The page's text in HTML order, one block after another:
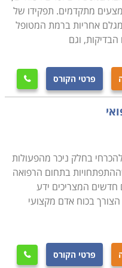
הרפואי והמנהלתי
ציוד רפואי הוא
סטנדרטי פועל בדרך
נייד בתור עצמאי, או
הרי שהטכנאי הרפואי
אשר מאופיין במשכורות
בזה הפרטי, ובתנאי
אפילו נערכים
חולים, אשר רואים בהם
כאנשי צוות
בתחום מקצועי זה
ברחבי הארץ. אורך
מתקדמים. תפקידו של
אחריות ברמת המטופל
הבדיקות, וגם
פרטי הקורס 
בחלק ניכר מהפעולות
שההתפתחויות בתחום הרפואה
המצריכים ידע
הצורך בכוח אדם מקצועי
פרטי הקורס 